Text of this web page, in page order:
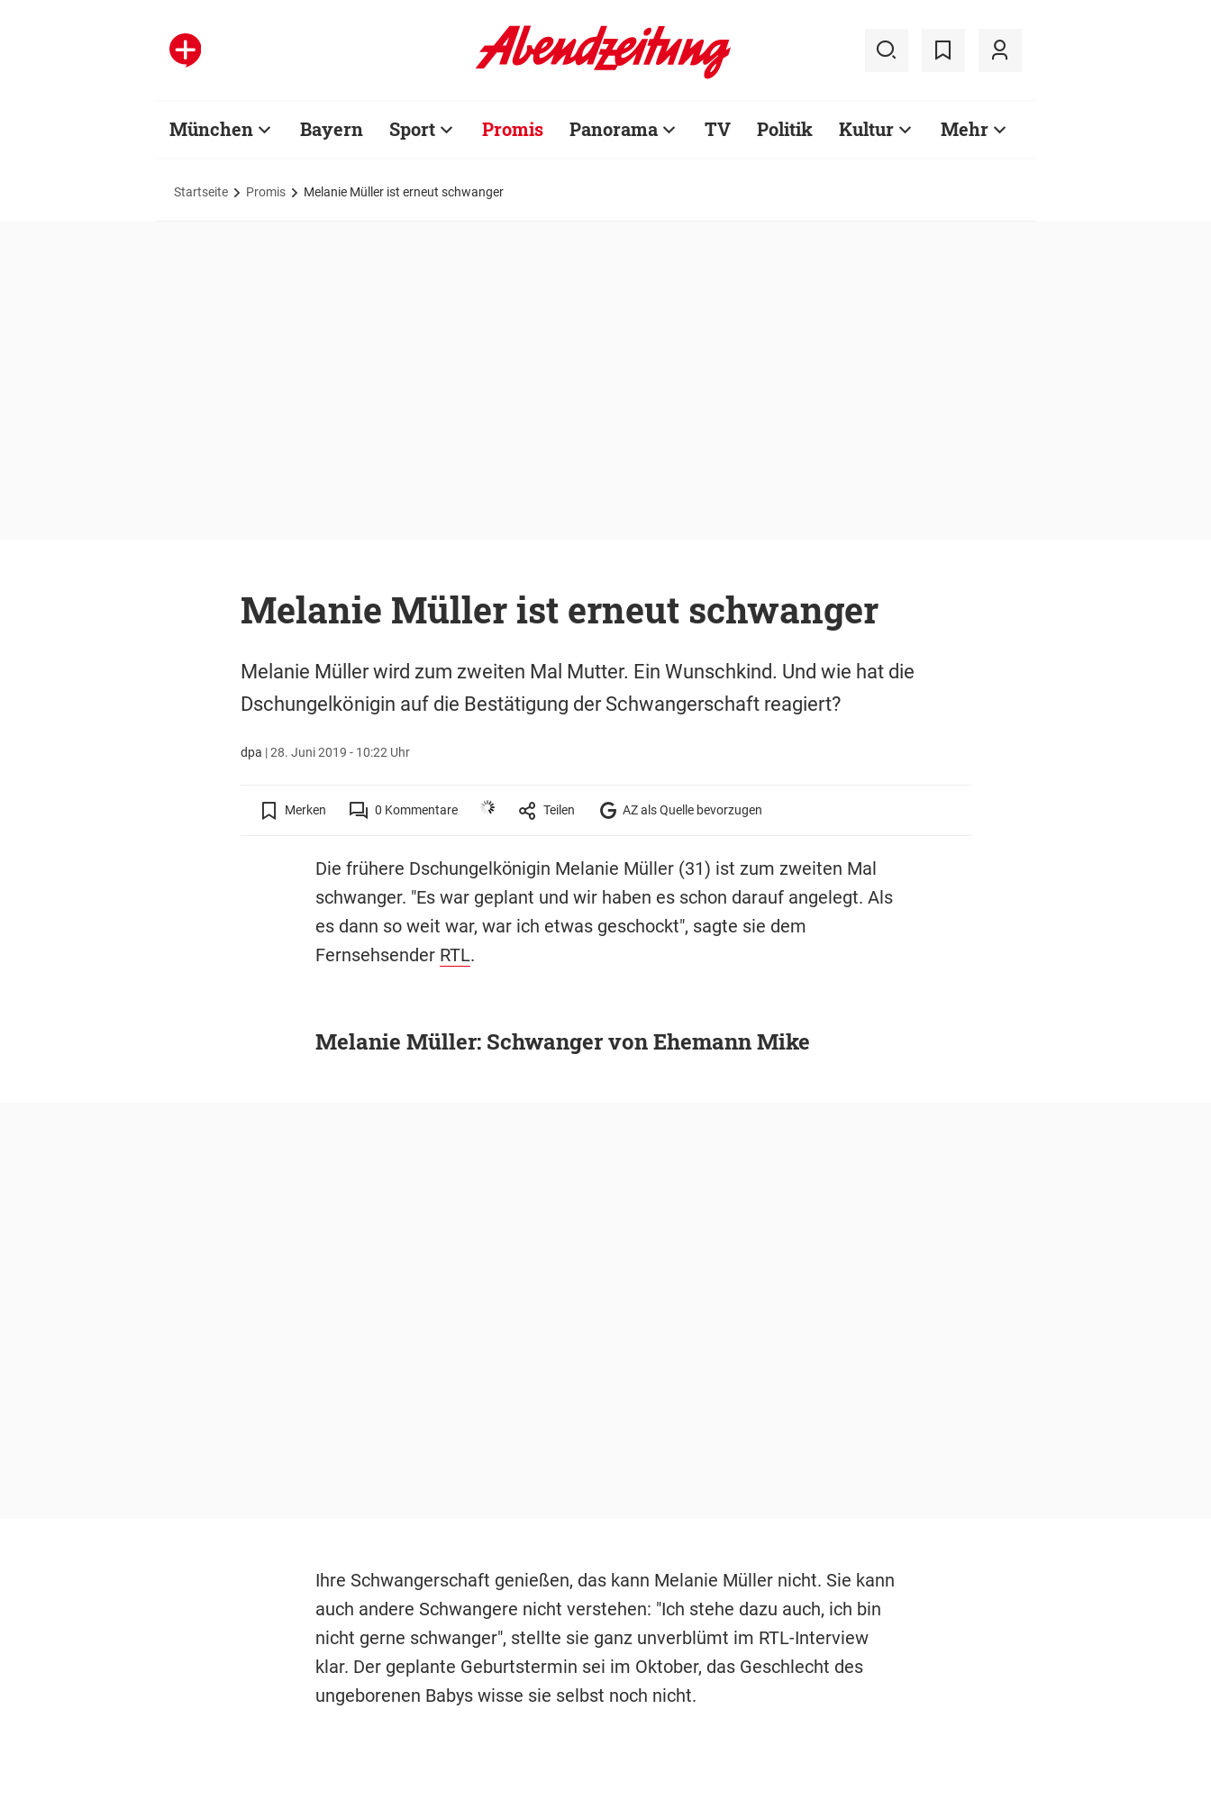
München Bayern Sport Promis Panorama TV Politik Kultur Mehr
Startseite Promis Melanie Müller ist erneut schwanger
Melanie Müller ist erneut schwanger
Melanie Müller wird zum zweiten Mal Mutter. Ein Wunschkind. Und wie hat die
Dschungelkönigin auf die Bestätigung der Schwangerschaft reagiert?
dpa |28. Juni 2019 - 10:22 Uhr
Merken 0 Kommentare Teilen AZ als Quelle bevorzugen
Die frühere Dschungelkönigin Melanie Müller (31) ist zum zweiten Mal
schwanger. "Es war geplant und wir haben es schon darauf angelegt. Als
es dann so weit war, war ich etwas geschockt", sagte sie dem
Fernsehsender RTL.
Melanie Müller: Schwanger von Ehemann Mike
Ihre Schwangerschaft genießen, das kann Melanie Müller nicht. Sie kann
auch andere Schwangere nicht verstehen: "Ich stehe dazu auch, ich bin
nicht gerne schwanger", stellte sie ganz unverblümt im RTL-Interview
klar. Der geplante Geburtstermin sei im Oktober, das Geschlecht des
ungeborenen Babys wisse sie selbst noch nicht.